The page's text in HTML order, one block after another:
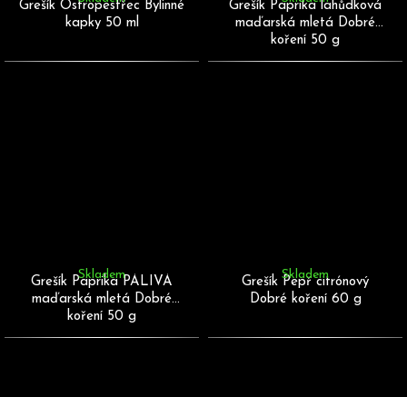
Grešík Ostropestřec Bylinné
kapky 50 ml
Grešík Paprika lahůdková
maďarská mletá Dobré
koření 50 g
Grešík Paprika PÁLIVÁ
maďarská mletá Dobré
koření 50 g
Skladem
Grešík Pepř citrónový
Dobré koření 60 g
Skladem